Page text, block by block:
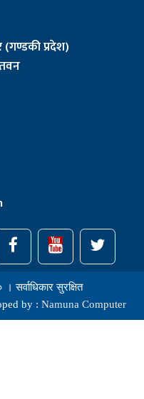
प्रदेश)
सर्वाधिकार सुरक्षित
by : Namuna Computer